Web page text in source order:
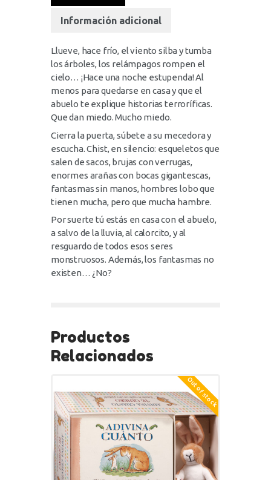
Información adicional
Llueve, hace frío, el viento silba y tumba
los árboles, los relámpagos rompen el
cielo… ¡Hace una noche estupenda! Al
menos para quedarse en casa y que el
abuelo te explique historias terroríficas.
Que dan miedo. Mucho miedo.
Cierra la puerta, súbete a su mecedora y
escucha. Chist, en silencio: esqueletos que
salen de sacos, brujas con verrugas,
enormes arañas con bocas gigantescas,
fantasmas sin manos, hombres lobo que
tienen mucha, pero que mucha hambre.
Por suerte tú estás en casa con el abuelo,
a salvo de la lluvia, al calorcito, y al
resguardo de todos esos seres
monstruosos. Además, los fantasmas no
existen… ¿No?
Productos
Relacionados
Out of stock